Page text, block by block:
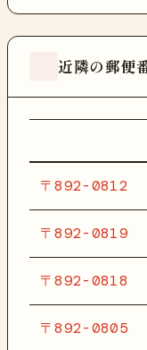
近隣の郵便
〒892-0812
〒892-0819
〒892-0818
〒892-0805